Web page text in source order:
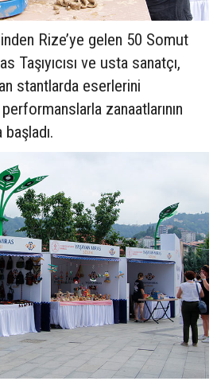
Rize’ye gelen 50 Somut
Taşıyıcısı ve usta sanatçı,
stantlarda eserlerini
zanaatlarının